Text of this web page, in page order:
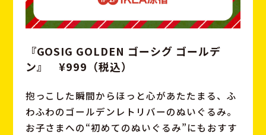
『GOSIG GOLDEN ゴーシグ ゴールデ
ン』 ¥999（税込）
抱っこした瞬間からほっと心があたたまる、ふ
わふわのゴールデンレトリバーのぬいぐるみ。
お子さまへの“初めてのぬいぐるみ”にもおすす